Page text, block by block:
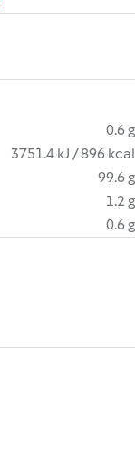
0.6 g
3751.4 kJ / 896 kcal
99.6 g
1.2 g
0.6 g